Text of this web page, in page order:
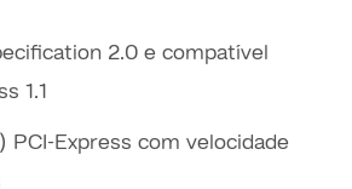
2.0 e compatível
1.1
PCI-Express com velocidade